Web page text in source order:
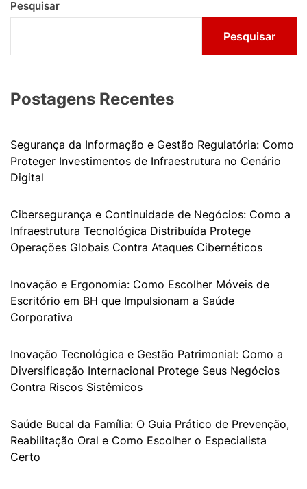
Pesquisar
Pesquisar
Postagens Recentes
Segurança da Informação e Gestão Regulatória: Como
Proteger Investimentos de Infraestrutura no Cenário
Digital
Cibersegurança e Continuidade de Negócios: Como a
Infraestrutura Tecnológica Distribuída Protege
Operações Globais Contra Ataques Cibernéticos
Inovação e Ergonomia: Como Escolher Móveis de
Escritório em BH que Impulsionam a Saúde
Corporativa
Inovação Tecnológica e Gestão Patrimonial: Como a
Diversificação Internacional Protege Seus Negócios
Contra Riscos Sistêmicos
Saúde Bucal da Família: O Guia Prático de Prevenção,
Reabilitação Oral e Como Escolher o Especialista
Certo